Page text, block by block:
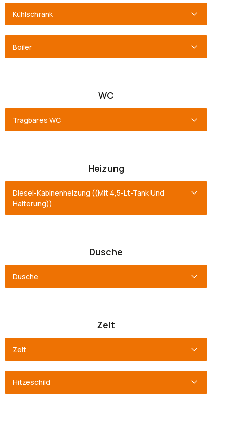
Kühlschrank
Boiler
WC
Tragbares WC
Heizung
Diesel-Kabinenheizung ((Mit 4,5-Lt-Tank Und
Halterung))
Dusche
Dusche
Zelt
Zelt
Hitzeschild